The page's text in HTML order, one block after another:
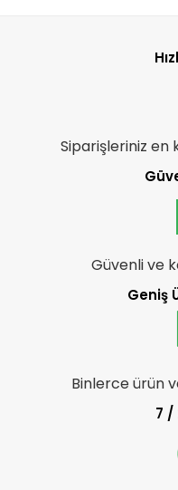
Siparişleriniz en
Güvenli ve
Geniş
Binlerce ürün
7 /